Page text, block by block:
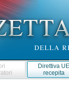
Direttiva
recepita